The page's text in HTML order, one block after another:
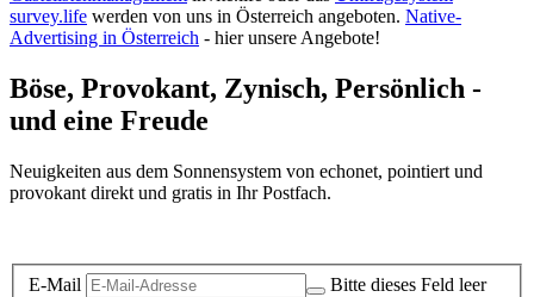
survey.life werden von uns in Österreich angeboten. Native-
Advertising in Österreich - hier unsere Angebote!
Böse, Provokant, Zynisch, Persönlich -
und eine Freude
Neuigkeiten aus dem Sonnensystem von echonet, pointiert und
provokant direkt und gratis in Ihr Postfach.
E-Mail
Bitte dieses Feld leer